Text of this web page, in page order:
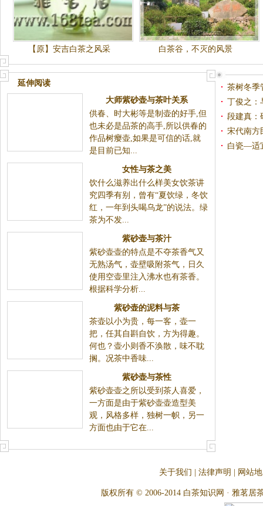
【原】安吉白茶之风采 白茶谷，不灭的风景
延伸阅读
大师紫砂壶与茶叶关系
供春、时大彬等是制壶的好手,但
也未必是品茶的高手,所以供春的
作品树瘿壶,如果是可信的话,就
是目前已知...
女性与茶之美
饮什么滋养出什么样美女饮茶讲
究四季有别，曾有“夏饮绿，冬饮
红，一年到头喝乌龙”的说法。绿
茶为不发...
紫砂壶与茶汁
紫砂壶壶的特点是不夺茶香气又
无熟汤气，壶壁吸附茶气，日久
使用空壶里注入沸水也有茶香。
根据科学分析...
紫砂壶的泥料与茶
茶壶以小为贵，每一客，壶一
把，任其自斟自饮，方为得趣。
何也？壶小则香不涣散，味不耽
搁。况茶中香味...
紫砂壶与茶性
紫砂壶壶之所以受到茶人喜爱，
一方面是由于紫砂壶壶造型美
观，风格多样，独树一帜，另一
方面也由于它在...
茶树冬季
丁俊之：
段建真：
宋代南方
白瓷—适
关于我们 法律声明 网站
版权所有 © 2006-2014 白茶知识网 · 雅茗居